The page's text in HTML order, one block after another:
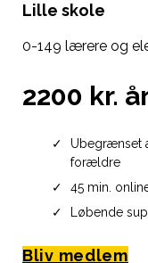
Lille skole
0-149 lærere og
2200 kr.
Ubegrænset
forældre
45 min.
Løbende
Bliv medlem